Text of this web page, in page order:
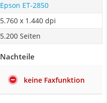
Epson ET-2850
5.760 x 1.440 dpi
5.200 Seiten
Nachteile
keine Faxfunktion